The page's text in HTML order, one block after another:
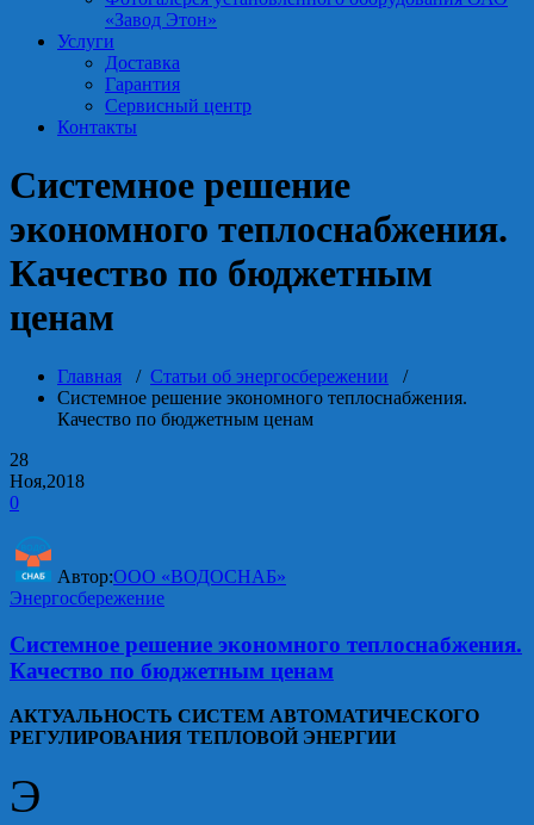
«Завод Этон»
Услуги
Доставка
Гарантия
Сервисный центр
Контакты
Системное решение
экономного теплоснабжения.
Качество по бюджетным
ценам
Главная / Статьи об энергосбережении /
Системное решение экономного теплоснабжения.
Качество по бюджетным ценам
28
Ноя,2018
0
Автор:ООО «ВОДОСНАБ»
Энергосбережение
Системное решение экономного теплоснабжения.
Качество по бюджетным ценам
АКТУАЛЬНОСТЬ СИСТЕМ АВТОМАТИЧЕСКОГО
РЕГУЛИРОВАНИЯ ТЕПЛОВОЙ ЭНЕРГИИ
Э